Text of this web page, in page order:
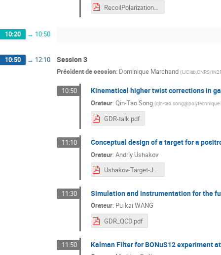
RecoilPolarization.pdf
10:20 → 10:50
10:50 → 12:10 Session 3
Président de session: Dominique Marchand (IJClab,CNRS/
10:50 Kinematical higher twist corrections in
Orateur: Qin-Tao Song (qin-
GDR-talk.pdf
11:10 Conceptual design of a target for a
Orateur: Andriy Ushakov
Ushakov-Target-JLab-e+Source.pdf
11:30 Simulation and instrumentation for the
Orateur: Pu-kai WANG
GDR_QCD.pdf
11:50 Kalman Filter for BONuS12 experiment